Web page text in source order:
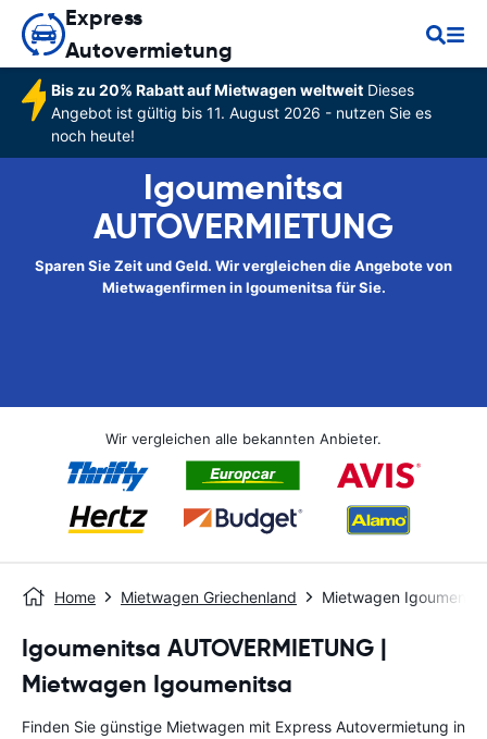
Express
Autovermietung
Bis zu 20% Rabatt auf Mietwagen weltweitDieses
Angebot ist gültig bis 11. August 2026 - nutzen Sie es
noch heute!
Igoumenitsa
AUTOVERMIETUNG
Sparen Sie Zeit und Geld. Wir vergleichen die Angebote von
Mietwagenfirmen in Igoumenitsa für Sie.
Wir vergleichen alle bekannten Anbieter.
Home Mietwagen Griechenland Mietwagen
Igoumenitsa AUTOVERMIETUNG |
Mietwagen Igoumenitsa
Finden Sie günstige Mietwagen mit Express Autovermietung in